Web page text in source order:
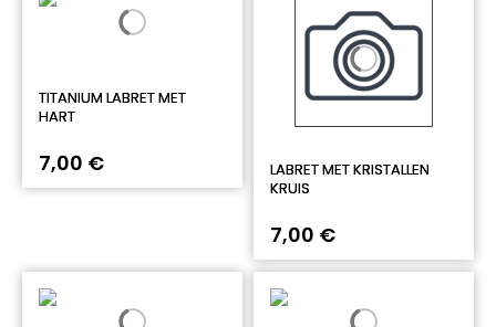
TITANIUM LABRET MET
HART
7,00 €
LABRET MET KRISTALLEN
KRUIS
7,00 €